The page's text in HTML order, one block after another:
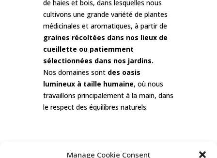
Manage Cookie Consent
de haies et bois, dans lesquelles nous
cultivons une grande variété de plantes
médicinales et aromatiques, à partir de
graines récoltées dans nos lieux de
cueillette ou patiemment
sélectionnées dans nos jardins.
Nos domaines sont des oasis
lumineux à taille humaine, où nous
travaillons principalement à la main, dans
le respect des équilibres naturels.